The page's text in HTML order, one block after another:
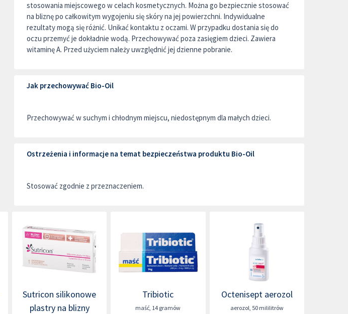
stosowania miejscowego w celach kosmetycznych. Można go bezpiecznie stosować
na bliznę po całkowitym wygojeniu się skóry na jej powierzchni. Indywidualne
rezultaty mogą się różnić. Unikać kontaktu z oczami. W przypadku dostania się do
oczu przemyć je dokładnie wodą. Przechowywać poza zasięgiem dzieci. Zawiera
witaminę A. Przed użyciem należy uwzględnić jej dzienne pobranie.
Jak przechowywać Bio-Oil
Przechowywać w suchym i chłodnym miejscu, niedostępnym dla małych dzieci.
Ostrzeżenia i informacje na temat bezpieczeństwa produktu Bio-Oil
Stosować zgodnie z przeznaczeniem.
Sutricon silikonowe
plastry na blizny
Tribiotic
maść, 14 gramów
Octenisept aerozol
aerozol, 50 mililitrów